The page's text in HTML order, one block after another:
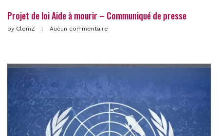
Projet de loi Aide à mourir – Communiqué de presse
by ClemZ Aucun commentaire